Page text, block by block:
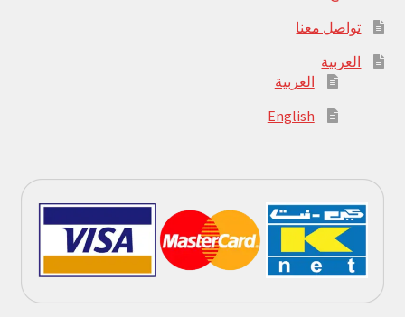
تواصل معنا
العربية
العربية
English